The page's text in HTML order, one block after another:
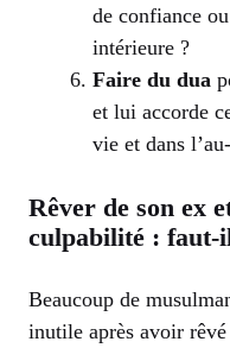
de confiance
intérieure ?
Faire du dua
et lui accorde
vie et dans
Rêver de son ex
culpabilité : faut-
Beaucoup de
inutile après avoir